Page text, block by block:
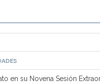
en su Novena Sesión